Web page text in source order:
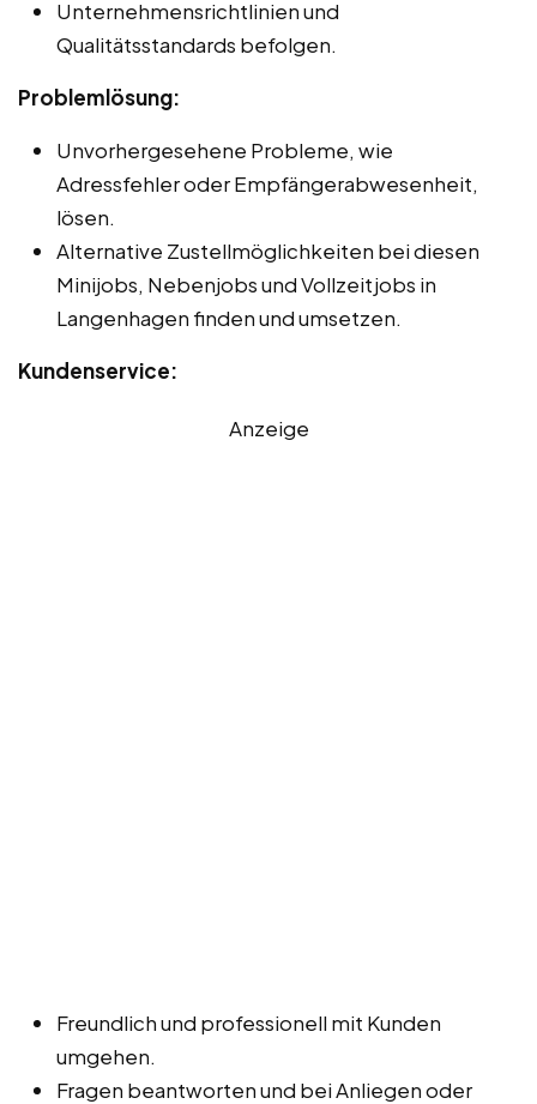
Unternehmensrichtlinien und
Qualitätsstandards befolgen.
Problemlösung:
Unvorhergesehene Probleme, wie
Adressfehler oder Empfängerabwesenheit,
lösen.
Alternative Zustellmöglichkeiten bei diesen
Minijobs, Nebenjobs und Vollzeitjobs in
Langenhagen finden und umsetzen.
Kundenservice:
Anzeige
Freundlich und professionell mit Kunden
umgehen.
Fragen beantworten und bei Anliegen oder